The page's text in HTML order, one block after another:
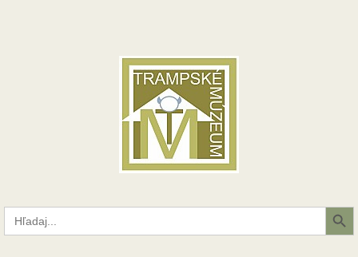
Search
for:
Search Button